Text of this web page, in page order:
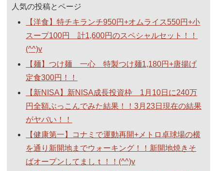
人気の投稿とページ
【洋食】特チキランチ950円+オムライス550円+小
スープ100円 計1,600円のスペシャルセット！！
(^^)v
【麺】つけ麺 一心 特製つけ麺1,180円+唐揚げ
定食300円！！
【新NISA】新NISA成長投資枠 1月10日に240万
円全額ぶっこんでみた結果！！3月23日現在の結果
がヤバい！！
【健康第一】コナミで運動再開+メトロ卓球場の横
を通り新開地までウォーキング！！新開地焼きそ
ばオープンしてましｔ！！(^^)v